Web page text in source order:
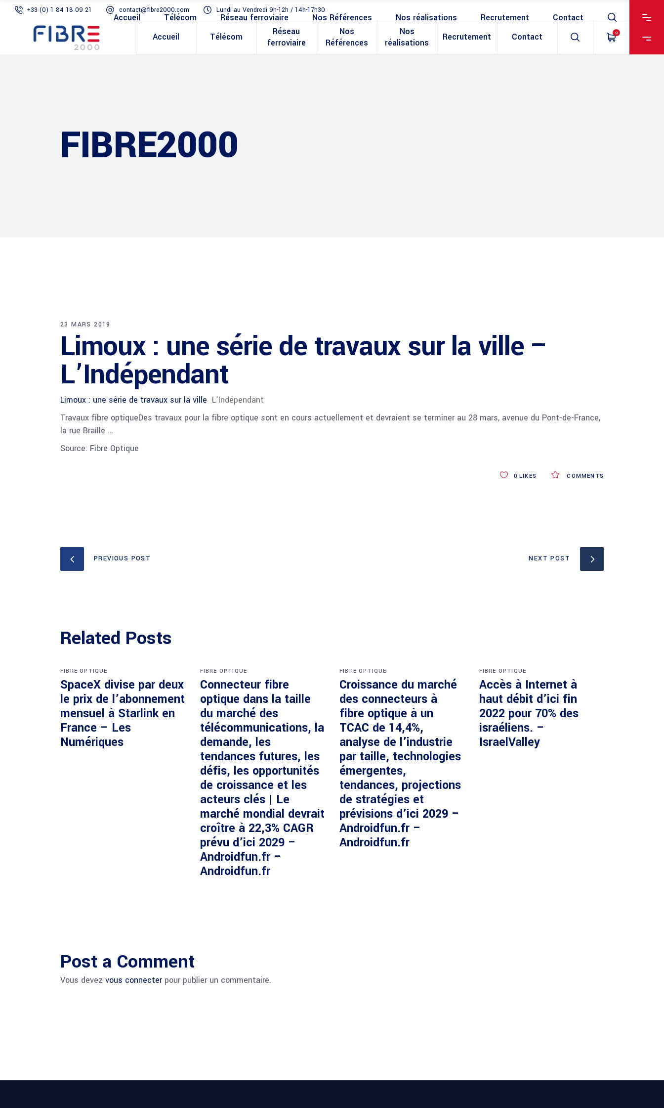
+33 (0) 1 84 18 09 21 contact@fibre2000.com Lundi au Vendredi 9h-12h / 14h-17h30
Accueil Télécom
Réseau
ferroviaire
Nos
Références
Nos
réalisations
Recrutement Contact 0
Accueil Télécom Réseau ferroviaire Nos Références Nos réalisations Recrutement Contact
FIBRE2000
23 MARS 2019
Limoux : une série de travaux sur la ville –
L’Indépendant
Limoux : une série de travaux sur la ville L’Indépendant
Travaux fibre optiqueDes travaux pour la fibre optique sont en cours actuellement et devraient se terminer au 28 mars, avenue du Pont-de-France,
la rue Braille …
Source: Fibre Optique
COMMENTS
0 LIKES
PREVIOUS POST NEXT POST
Related Posts
FIBRE OPTIQUE
SpaceX divise par deux
le prix de l’abonnement
mensuel à Starlink en
France – Les
Numériques
FIBRE OPTIQUE
Connecteur fibre
optique dans la taille
du marché des
télécommunications, la
demande, les
tendances futures, les
défis, les opportunités
de croissance et les
acteurs clés | Le
marché mondial devrait
croître à 22,3% CAGR
prévu d’ici 2029 –
Androidfun.fr –
Androidfun.fr
FIBRE OPTIQUE
Croissance du marché
des connecteurs à
fibre optique à un
TCAC de 14,4%,
analyse de l’industrie
par taille, technologies
émergentes,
tendances, projections
de stratégies et
prévisions d’ici 2029 –
Androidfun.fr –
Androidfun.fr
FIBRE OPTIQUE
Accès à Internet à
haut débit d’ici fin
2022 pour 70% des
israéliens. –
IsraelValley
Post a Comment
Vous devez vous connecterpour publier un commentaire.